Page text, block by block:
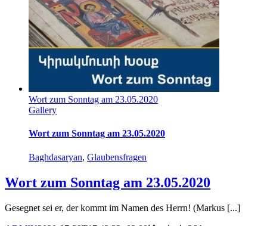
Wort zum Sonntag am 23.05.2020
Gallery
Wort zum Sonntag am 23.05.2020
Baghdasaryan, Glaubensfragen
Wort zum Sonntag am 23.05.2020
Gesegnet sei er, der kommt im Namen des Herrn! (Markus [...]